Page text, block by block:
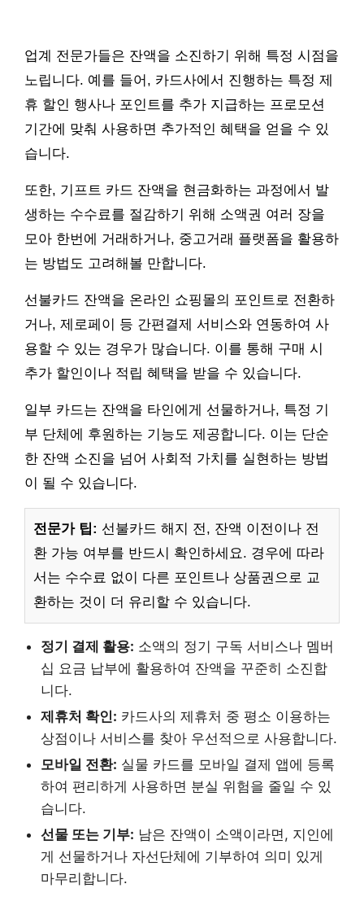
업계 전문가들은 잔액을 소진하기 위해 특정 시점을
노립니다. 예를 들어, 카드사에서 진행하는 특정 제
휴 할인 행사나 포인트를 추가 지급하는 프로모션
기간에 맞춰 사용하면 추가적인 혜택을 얻을 수 있
습니다.
또한, 기프트 카드 잔액을 현금화하는 과정에서 발
생하는 수수료를 절감하기 위해 소액권 여러 장을
모아 한번에 거래하거나, 중고거래 플랫폼을 활용하
는 방법도 고려해볼 만합니다.
선불카드 잔액을 온라인 쇼핑몰의 포인트로 전환하
거나, 제로페이 등 간편결제 서비스와 연동하여 사
용할 수 있는 경우가 많습니다. 이를 통해 구매 시
추가 할인이나 적립 혜택을 받을 수 있습니다.
일부 카드는 잔액을 타인에게 선물하거나, 특정 기
부 단체에 후원하는 기능도 제공합니다. 이는 단순
한 잔액 소진을 넘어 사회적 가치를 실현하는 방법
이 될 수 있습니다.
전문가 팁: 선불카드 해지 전, 잔액 이전이나 전
환 가능 여부를 반드시 확인하세요. 경우에 따라
서는 수수료 없이 다른 포인트나 상품권으로 교
환하는 것이 더 유리할 수 있습니다.
정기 결제 활용: 소액의 정기 구독 서비스나 멤버
십 요금 납부에 활용하여 잔액을 꾸준히 소진합
니다.
제휴처 확인: 카드사의 제휴처 중 평소 이용하는
상점이나 서비스를 찾아 우선적으로 사용합니다.
모바일 전환: 실물 카드를 모바일 결제 앱에 등록
하여 편리하게 사용하면 분실 위험을 줄일 수 있
습니다.
선물 또는 기부: 남은 잔액이 소액이라면, 지인에
게 선물하거나 자선단체에 기부하여 의미 있게
마무리합니다.